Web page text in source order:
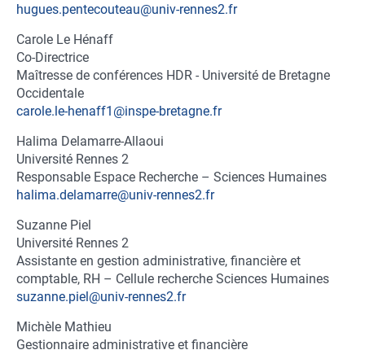
contact
du
hugues.pentecouteau@univ-rennes2.fr
Carole Le Hénaff
Fonction
du
contact
Co-Directrice
Fonction
du
contact
Maîtresse de conférences HDR - Université de Bretagne
Occidentale
carole.le-henaff1@inspe-bretagne.fr
Halima Delamarre-Allaoui
Fonction
du
contact
Université Rennes 2
Fonction
du
Responsable Espace Recherche – Sciences Humaines
halima.delamarre@univ-rennes2.fr
Suzanne Piel
Fonction
du
contact
Université Rennes 2
Fonction
du
contact
Assistante en gestion administrative, financière et
comptable, RH – Cellule recherche Sciences Humaines
suzanne.piel@univ-rennes2.fr
Michèle Mathieu
Fonction
Gestionnaire administrative et financière